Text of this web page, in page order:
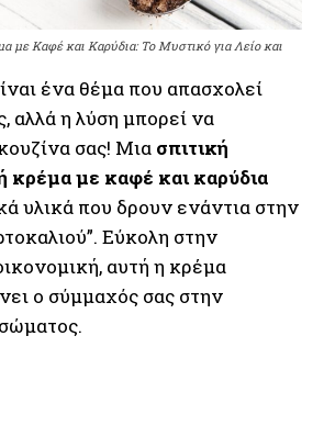
με Καφέ και Καρύδια: Το Μυστικό για Λείο και
ένα θέμα που απασχολεί
αλλά η λύση μπορεί να
σας! Μια σπιτική
κρέμα με καφέ και καρύδια
υλικά που δρουν ενάντια στην
Εύκολη στην
αυτή η κρέμα
ο σύμμαχός σας στην